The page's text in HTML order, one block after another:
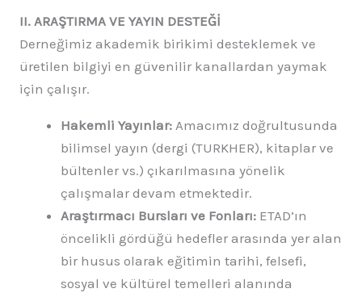
II. ARAŞTIRMA VE YAYIN DESTEĞİ
Derneğimiz akademik birikimi desteklemek ve
üretilen bilgiyi en güvenilir kanallardan yaymak
için çalışır.
Hakemli Yayınlar: Amacımız doğrultusunda
bilimsel yayın (dergi (TURKHER), kitaplar ve
bültenler vs.) çıkarılmasına yönelik
çalışmalar devam etmektedir.
Araştırmacı Bursları ve Fonları: ETAD’ın
öncelikli gördüğü hedefler arasında yer alan
bir husus olarak eğitimin tarihi, felsefi,
sosyal ve kültürel temelleri alanında